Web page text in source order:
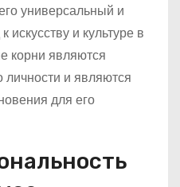
универсальный и
и культуре в
корни являются
и являются
для его